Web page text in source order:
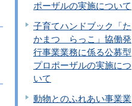
ポーザルの実施について
子育てハンドブック「た
かまつ らっこ」協働発
行事業業務に係る公募型
プロポーザルの実施につ
いて
動物とのふれあい事業業